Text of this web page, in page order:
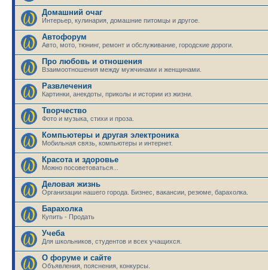
Домашний очаг
Интерьер, кулинария, домашние питомцы и другое.
Автофорум
Авто, мото, тюнинг, ремонт и обслуживание, городские дороги.
Про любовь и отношения
Взаимоотношения между мужчинами и женщинами.
Развлечения
Картинки, анекдоты, приколы и истории из жизни.
Творчество
Фото и музыка, стихи и проза.
Компьютеры и другая электроника
Мобильная связь, компьютеры и интернет.
Красота и здоровье
Можно посоветоваться...
Деловая жизнь
Организации нашего города. Бизнес, вакансии, резюме, барахолка.
Барахолка
Купить - Продать
Учеба
Для школьников, студентов и всех учащихся.
О форуме и сайте
Объявления, пояснения, конкурсы.